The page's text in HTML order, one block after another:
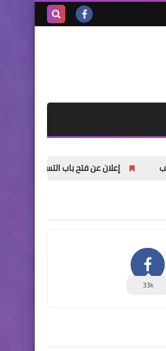
إعلان عن فتح باب التسجيل للشباب والشابات
33k